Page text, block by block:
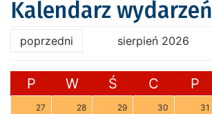
Kalendarz wydarzeń
poprzedni sierpień 2026
P W Ś C P
27 28 29 30 31